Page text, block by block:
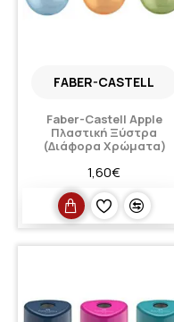
FABER-CASTELL
Faber-Castell Apple
Πλαστική Ξύστρα
(Διάφορα Χρώματα)
1,60€